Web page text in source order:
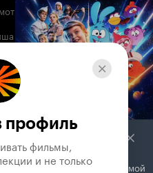
профиль
фильмы,
и не только
рекламы. Вместе с рекламой